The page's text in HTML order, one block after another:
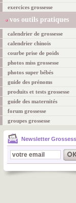
exercices grossesse
vos outils pratiques
calendrier de grossesse
calendrier chinois
courbe prise de poids
photos miss grossesse
photos super bébés
guide des prénoms
produits et tests grossesse
guide des maternités
forum grossesse
groupes grossesse
Newsletter